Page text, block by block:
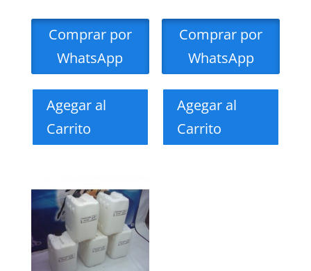
Comprar por
WhatsApp
Agegar al
Carrito
Comprar por
WhatsApp
Agegar al
Carrito